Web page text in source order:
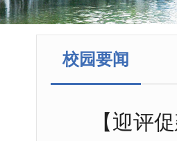
校园要闻
【迎评